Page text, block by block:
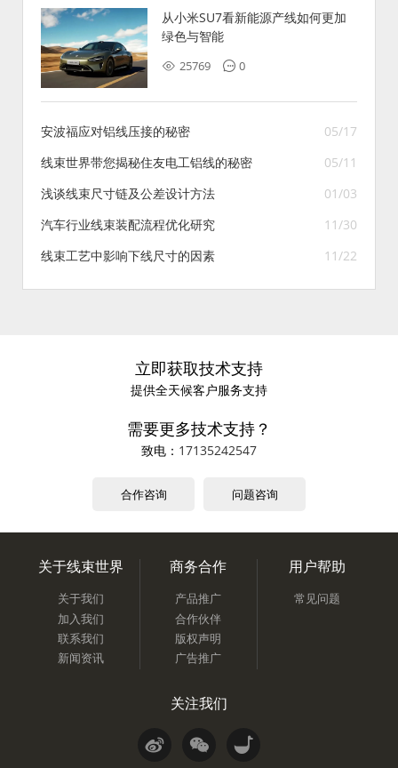
从小米SU7看新能源产线如何更加
绿色与智能
25769 0
05/17
安波福应对铝线压接的秘密
05/11
线束世界带您揭秘住友电工铝线的秘密
01/03
浅谈线束尺寸链及公差设计方法
11/30
汽车行业线束装配流程优化研究
11/22
线束工艺中影响下线尺寸的因素
立即获取技术支持
提供全天候客户服务支持
需要更多技术支持？
致电： 17135242547
合作咨询 问题咨询
关于线束世界
关于我们
加入我们
联系我们
新闻资讯
商务合作
产品推广
合作伙伴
版权声明
广告推广
用户帮助
常见问题
关注我们